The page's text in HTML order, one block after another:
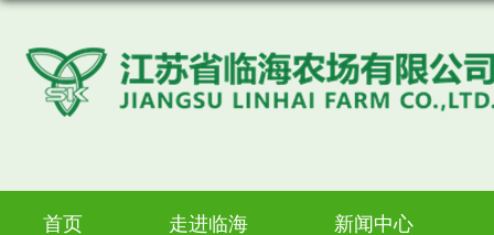
首页 走进临海 新闻中心